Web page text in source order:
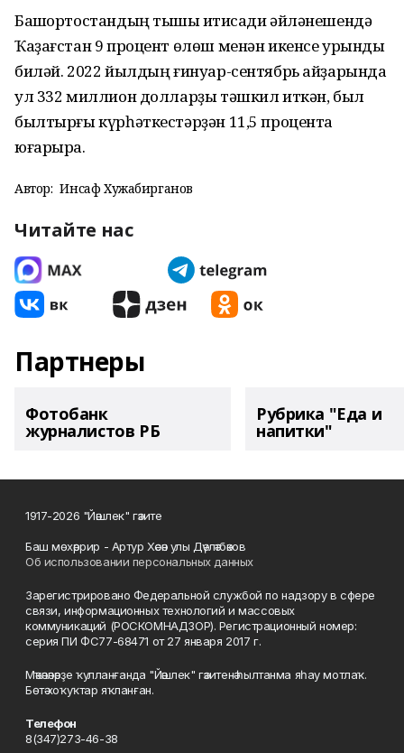
Башҡортостандың тышҡы иҡтисади әйләнешендә
Ҡаҙағстан 9 процент өлөш менән икенсе урынды
биләй. 2022 йылдың ғинуар-сентябрь айҙарында
ул 332 миллион долларҙы тәшкил иткән, был
былтырғы күрһәткестәрҙән 11,5 процентҡа
юғарыраҡ.
Автор: Инсаф Хужабирганов
Читайте нас
Партнеры
Фотобанк
журналистов РБ
Рубрика "Еда и
напитки"
1917-2026 "Йәшлек" гәзите
Баш мөхәррир - Артур Хәсән улы Дәүләтбәков
Об использовании персональных данных
Зарегистрировано Федеральной службой по надзору в сфере
связи, информационных технологий и массовых
коммуникаций (РОСКОМНАДЗОР). Регистрационный номер:
серия ПИ ФС77-68471 от 27 января 2017 г.
Мәҡәләләрҙе ҡулланғанда "Йәшлек" гәзитенә һылтанма яһау мотлаҡ.
Бөтә хоҡуҡтар яҡланған.
Телефон
8(347)273-46-38